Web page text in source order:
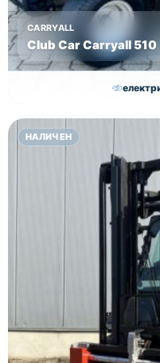
CARRYALL
Club Car Carryall 510
Височина
2018
НАЛИЧЕН